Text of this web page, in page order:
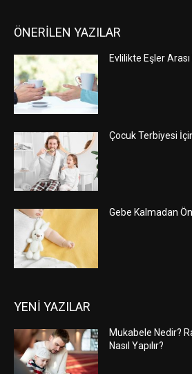
ÖNERİLEN YAZILAR
Evlilikte Eşler
Çocuk Terbiyesi
Gebe Kalmadan
YENİ YAZILAR
Mukabele Nedir?
Nasıl Yapılır?